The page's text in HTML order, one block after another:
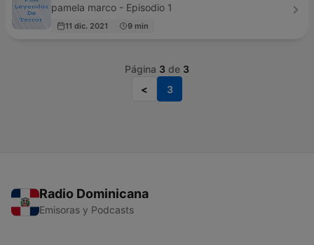
pamela marco - Episodio 1
11 dic. 2021 9 min
Página 3 de 3
<
3
Radio Dominicana
Emisoras y Podcasts